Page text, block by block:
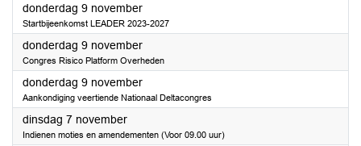
donderdag 9 november2023
Startbijeenkomst LEADER 2023-2027
donderdag 9 november2023
Congres Risico Platform Overheden
donderdag 9 november2023
Aankondiging veertiende Nationaal Deltacongres
dinsdag 7 november2023
Indienen moties en amendementen (Voor 09.00 uur)